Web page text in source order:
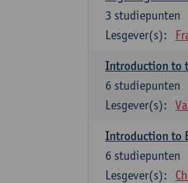
3 studiepunten
Lesgever(s):
Introduction to
6 studiepunten
Lesgever(s):
Introduction to
6 studiepunten
Lesgever(s):